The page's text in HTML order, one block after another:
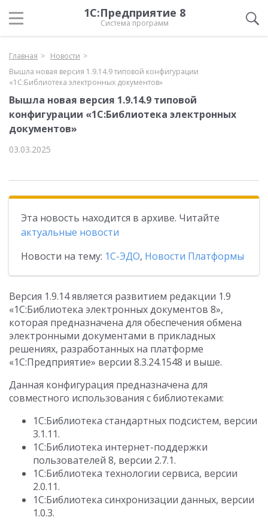
1С:Предприятие 8
Система программ
Главная
Новости
Вышла новая версия 1.9.14.9 типовой конфигурации
«1С:Библиотека электронных документов»
Вышла новая версия 1.9.14.9 типовой
конфигурации «1С:Библиотека электронных
документов»
03.03.2025
Эта новость находится в архиве. Читайте
актуальные новости
Новости на тему: 1С-ЭДО, Новости Платформы
Версия 1.9.14 является развитием редакции 1.9
«1С:Библиотека электронных документов 8»,
которая предназначена для обеспечения обмена
электронными документами в прикладных
решениях, разработанных на платформе
«1С:Предприятие» версии 8.3.24.1548 и выше.
Данная конфигурация предназначена для
совместного использования с библиотеками:
1С:Библиотека стандартных подсистем, версии
3.1.11.
1С:Библиотека интернет-поддержки
пользователей 8, версии 2.7.1.
1С:Библиотека технологии сервиса, версии
2.0.11.
1С:Библиотека синхронизации данных, версии
1.0.3.